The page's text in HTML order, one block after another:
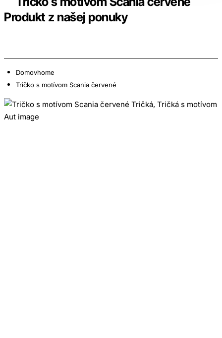
Produkt z našej ponuky
Domovhome
Tričko s motívom Scania červené